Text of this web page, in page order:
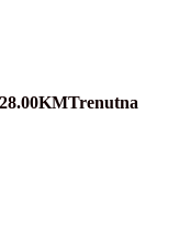
28.00KMTrenutna